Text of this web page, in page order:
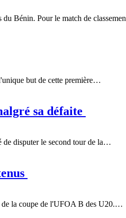
Bénin. Pour le match de
but de cette première…
sa défaite
de disputer le second tour de la…
de la coupe de l'UFOA B des U20.…